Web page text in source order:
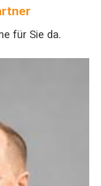
für Sie da.